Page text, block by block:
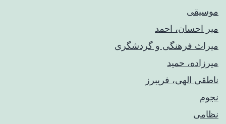
موسیقی
میر احسان، احمد
میراث فرهنگی و گردشگری
میرزاده، حمید
ناطقی الهی، فریبرز
نجوم
نظامی